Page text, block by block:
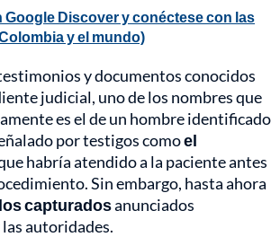
Google Discover y conéctese con las
y el mundo)
y documentos conocidos
judicial, uno de los nombres que
es el de un hombre identificado
por testigos comoel
habría atendido a la paciente antes
Sin embargo, hasta ahora
capturadosanunciados
autoridades.